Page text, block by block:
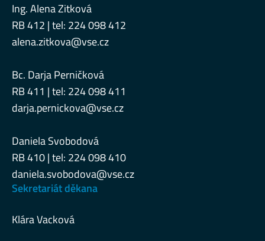
Ing. Alena Zitková
RB 412 | tel: 224 098 412
alena.zitkova@vse.cz
Bc. Darja Perničková
RB 411 | tel: 224 098 411
darja.pernickova@vse.cz
Daniela Svobodová
RB 410 | tel: 224 098 410
daniela.svobodova@vse.cz
Sekretariát děkana
Klára Vacková